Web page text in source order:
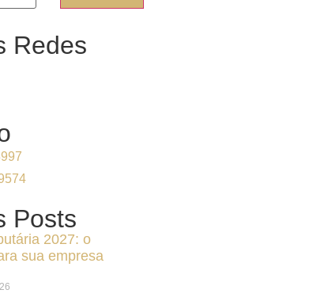
Redes
Posts
2027: o
sua empresa